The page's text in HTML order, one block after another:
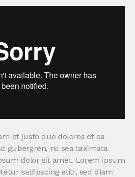
et justo duo dolores et ea
gubergren, no sea takimata
dolor sit amet. Lorem ipsum
sadipscing elitr, sed diam